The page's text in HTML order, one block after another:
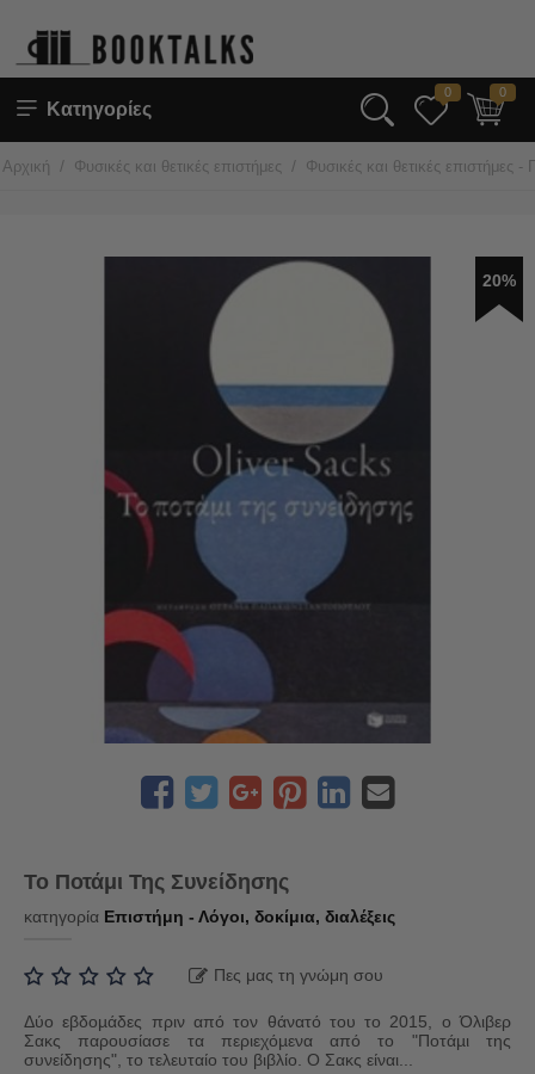
Κατηγορίες
0 0
Αρχική / Φυσικές και θετικές επιστήμες / Φυσικές και θετικές επιστήμες -
20%
Το Ποτάμι Της Συνείδησης
κατηγορία Επιστήμη - Λόγοι, δοκίμια, διαλέξεις
Πες μας τη γνώμη σου
Δύο εβδοµάδες πριν από τον θάνατό του το 2015, ο Όλιβερ
Σακς παρουσίασε τα περιεχόµενα από το "Ποτάµι της
συνείδησης", το τελευταίο του βιβλίο. Ο Σακς είναι...